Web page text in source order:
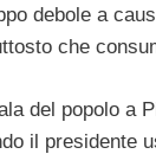
debole a
che
del popolo a
il presidente